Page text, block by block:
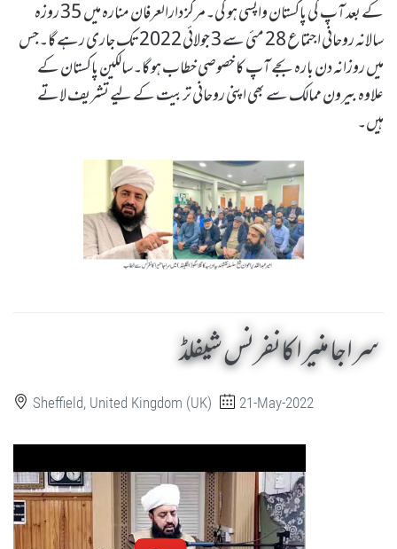
کے بعد آپ کی پاکستان واپسی ہو گی۔مرکز دارالعرفان منارہ میں 35 روزہ
سالانہ روحانی اجتماع 28 مئی سے 3 جولائی 2022 تک جاری رہے گا۔جس
میں روزانہ دن بارہ بجے آپ کا خصوصی خطاب ہو گا۔سالکین پاکستان کے
علاوہ بیرون ممالک سے بھی اپنی روحانی تربیت کے لیے تشریف لاتے
ہیں۔
سراجا منیرا کانفرنس شیفلڈ
Sheffield, United Kingdom (UK) 21-May-2022